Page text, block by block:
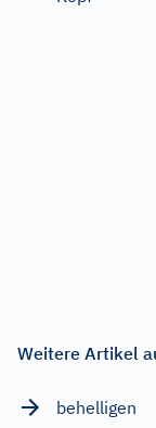
Weitere Artikel
behelligen